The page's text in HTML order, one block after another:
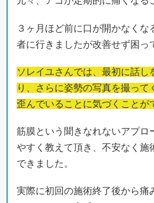
３ヶ月ほど前に口が開かなくな
者に行きましたが改善せず困っ
ソレイユさんでは、最初に話し
り、さらに姿勢の写真を撮って
歪んでいることに気づくことが
筋膜という聞きなれないアプロ
やすく教えて頂き、不安なく施
できました。
実際に初回の施術終了後から痛